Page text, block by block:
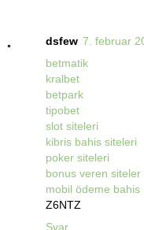
dsfew 7. februar
betmatik
kralbet
betpark
tipobet
slot siteleri
kibris bahis siteleri
poker siteleri
bonus veren siteler
mobil ödeme bahis
Z6NTZ
Svar